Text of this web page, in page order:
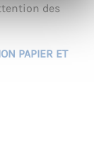
des
PAPIER ET